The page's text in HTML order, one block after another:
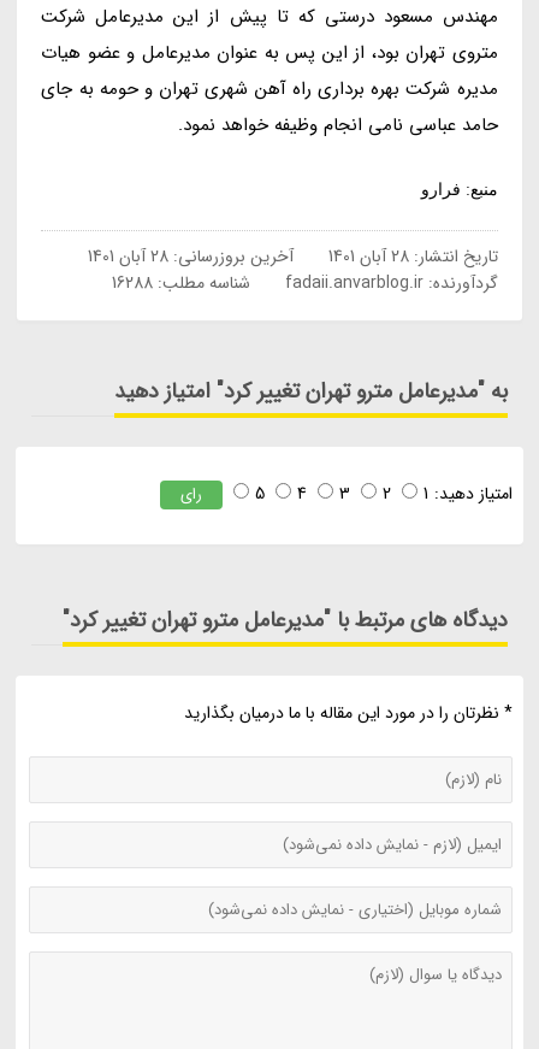
مهندس مسعود درستی که تا پیش از این مدیرعامل شرکت
متروی تهران بود، از این پس به عنوان مدیرعامل و عضو هیات
مدیره شرکت بهره برداری راه آهن شهری تهران و حومه به جای
حامد عباسی نامی انجام وظیفه خواهد نمود.
منبع: فرارو
تاریخ انتشار:28 آبان 1401 آخرین بروزرسانی:28 آبان 1401
گردآورنده:fadaii.anvarblog.ir شناسه مطلب: 16288
به "مدیرعامل مترو تهران تغییر کرد" امتیاز دهید
امتیاز دهید: 1
2
3
4
5 رای
دیدگاه های مرتبط با "مدیرعامل مترو تهران تغییر کرد"
* نظرتان را در مورد این مقاله با ما درمیان بگذارید